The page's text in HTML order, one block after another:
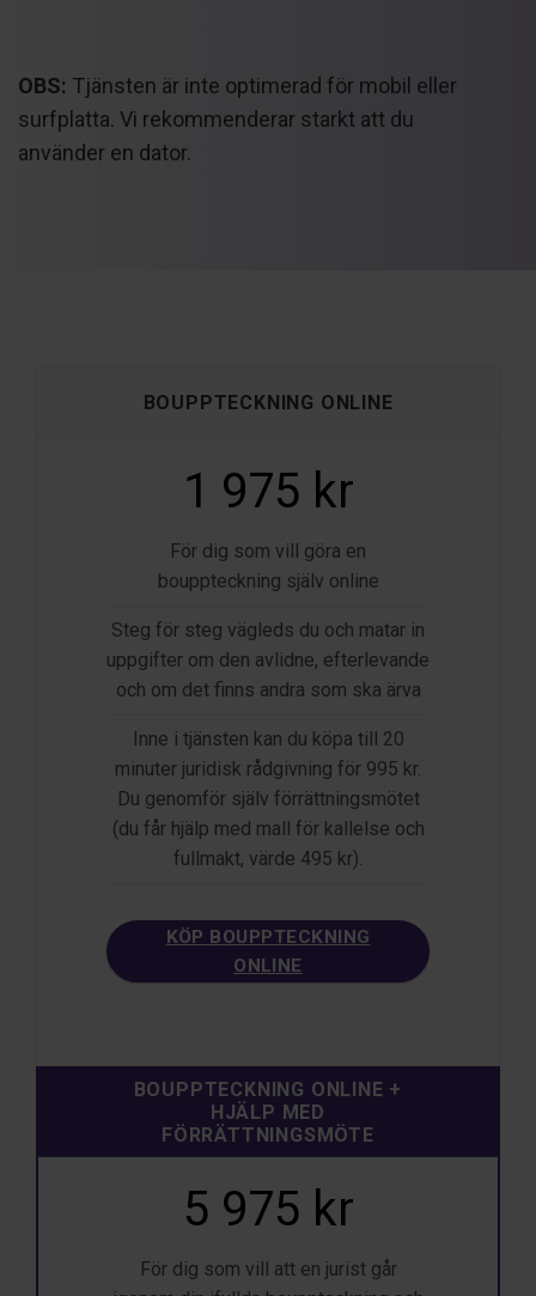
OBS: Tjänsten är inte optimerad för mobil eller
surfplatta. Vi rekommenderar starkt att du
använder en dator.
BOUPPTECKNING ONLINE
1 975 kr
För dig som vill göra en
bouppteckning själv online
Steg för steg vägleds du och matar in
uppgifter om den avlidne, efterlevande
och om det finns andra som ska ärva
Inne i tjänsten kan du köpa till 20
minuter juridisk rådgivning för 995 kr.
Du genomför själv förrättningsmötet
(du får hjälp med mall för kallelse och
fullmakt, värde 495 kr).
KÖP BOUPPTECKNING
ONLINE
BOUPPTECKNING ONLINE +
HJÄLP MED
FÖRRÄTTNINGSMÖTE
5 975 kr
För dig som vill att en jurist går